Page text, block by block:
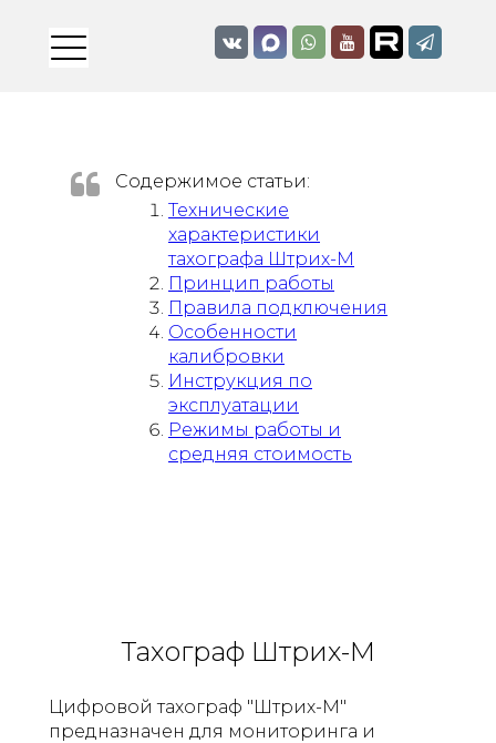
Содержимое статьи:
Технические
характеристики
тахографа Штрих-М
Принцип работы
Правила подключения
Особенности
калибровки
Инструкция по
эксплуатации
Режимы работы и
средняя стоимость
Тахограф Штрих-М
Цифровой тахограф "Штрих-М"
предназначен для мониторинга и